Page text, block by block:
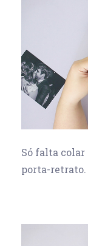
Só falta colar
porta-retrato.